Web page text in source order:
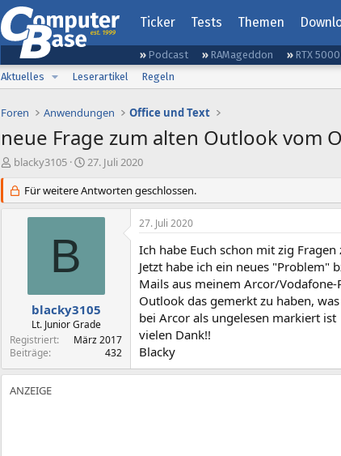
Ticker Tests Themen
Podcast RAMageddon RTX
Aktuelles
Leserartikel Regeln
Foren Anwendungen Office und Text
neue Frage zum alten Outlook vom
E
s
t
blacky3105
E
s
t
e
m
27. Juli 2020
Für weitere Antworten geschlossen.
B
blacky3105
Lt. Junior Grade
Registriert
März 2017
Beiträge
432
27. Juli 2020
Ich habe Euch schon mit zig
Jetzt habe ich ein neues "Problem"
Mails aus meinem Arcor/
Outlook das gemerkt zu haben,
bei Arcor als ungelesen markiert ist
vielen Dank!!
Blacky